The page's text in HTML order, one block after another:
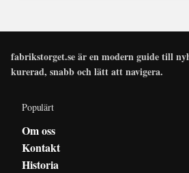
fabrikstorget.se är en modern guide till
kurerad, snabb och lätt att navigera.
Populärt
Om oss
Kontakt
Historia